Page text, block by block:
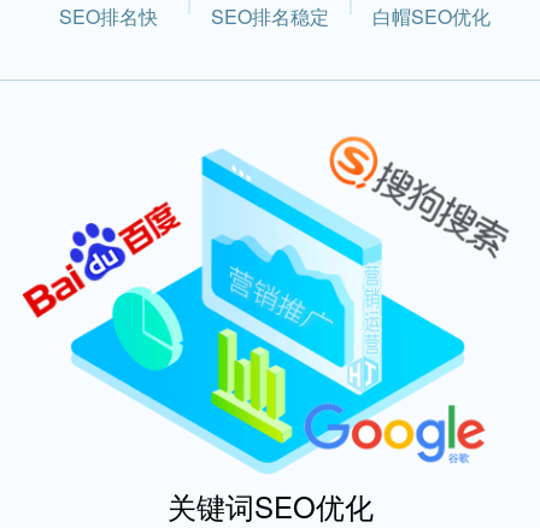
SEO排名快 SEO排名稳定 白帽SEO优化
关键词SEO优化